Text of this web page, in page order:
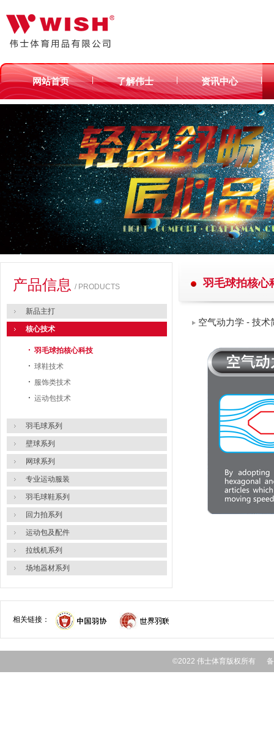
网站首页 | 了解伟士 | 资讯中心 |
产品信息 / PRODUCTS
新品主打
核心技术
· 羽毛球拍核心科技
· 球鞋技术
· 服饰类技术
· 运动包技术
羽毛球系列
壁球系列
网球系列
专业运动服装
羽毛球鞋系列
回力拍系列
运动包及配件
拉线机系列
场地器材系列
羽毛球拍核心
空气动力学 - 技术
相关链接：
©2022 伟士体育版权所有 备